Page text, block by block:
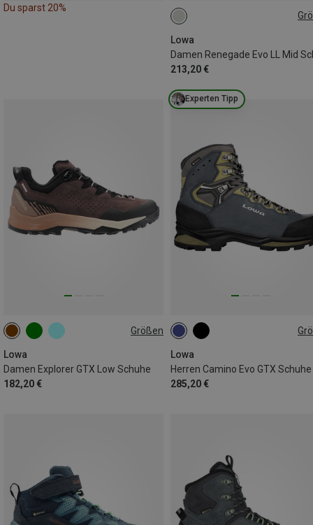
Du sparst 20%
Lowa
213,20 €
Größen
Lowa
Damen Explorer GTX Low Schuhe
182,20 €
Experten Tipp
Lowa
Herren Camino Evo GTX Schuhe
285,20 €
42.5
46